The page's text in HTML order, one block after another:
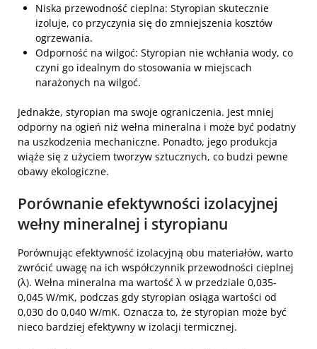
Niska przewodność cieplna: Styropian skutecznie
izoluje, co przyczynia się do zmniejszenia kosztów
ogrzewania.
Odporność na wilgoć: Styropian nie wchłania wody, co
czyni go idealnym do stosowania w miejscach
narażonych na wilgoć.
Jednakże, styropian ma swoje ograniczenia. Jest mniej
odporny na ogień niż wełna mineralna i może być podatny
na uszkodzenia mechaniczne. Ponadto, jego produkcja
wiąże się z użyciem tworzyw sztucznych, co budzi pewne
obawy ekologiczne.
Porównanie efektywności izolacyjnej
wełny mineralnej i styropianu
Porównując efektywność izolacyjną obu materiałów, warto
zwrócić uwagę na ich współczynnik przewodności cieplnej
(λ). Wełna mineralna ma wartość λ w przedziale 0,035-
0,045 W/mK, podczas gdy styropian osiąga wartości od
0,030 do 0,040 W/mK. Oznacza to, że styropian może być
nieco bardziej efektywny w izolacji termicznej.